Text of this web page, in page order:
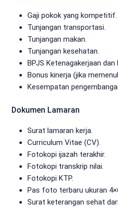
Gaji pokok yang kompetitif.
Tunjangan transportasi.
Tunjangan makan.
Tunjangan kesehatan.
BPJS Ketenagakerjaan dan
Bonus kinerja (jika
Kesempatan
Dokumen Lamaran
Surat lamaran kerja.
Curriculum Vitae (CV).
Fotokopi ijazah terakhir.
Fotokopi transkrip nilai.
Fotokopi KTP.
Pas foto terbaru ukuran
Surat keterangan sehat